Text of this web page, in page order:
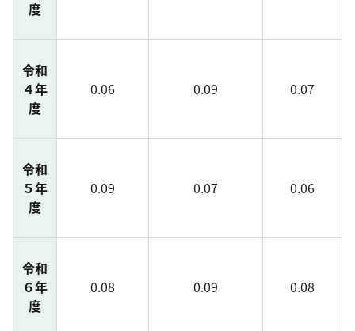
度
令和
４年
度
0.06 0.09 0.07
令和
５年
度
0.09 0.07 0.06
令和
６年
度
0.08 0.09 0.08